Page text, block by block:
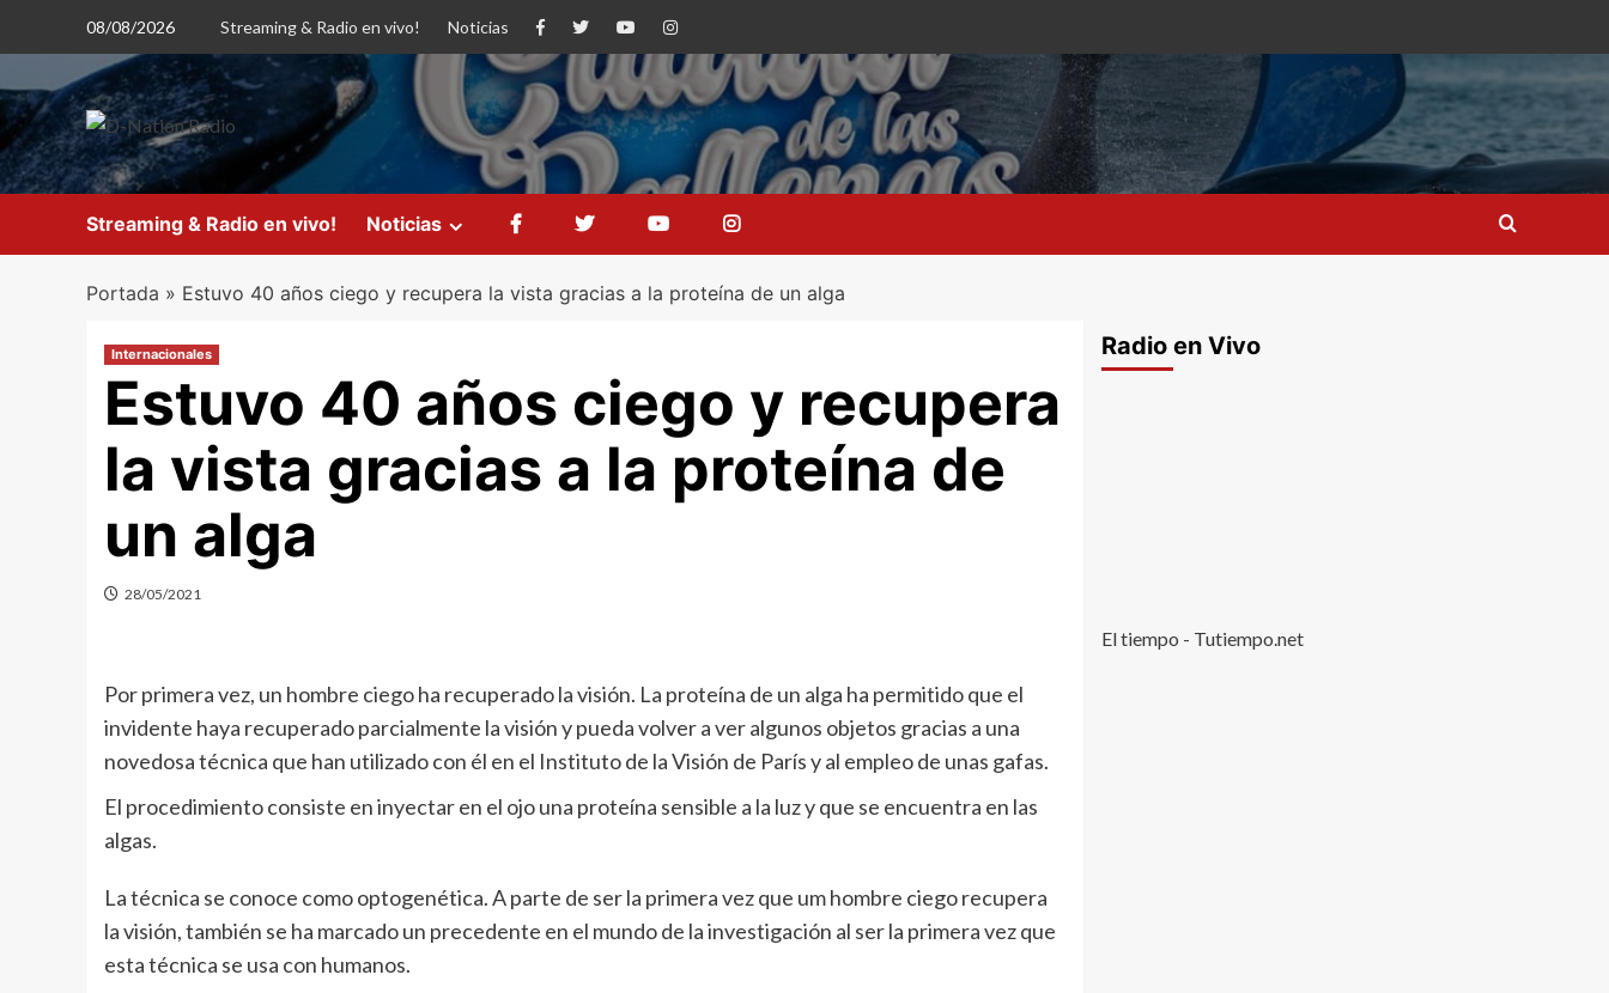
contenido
08/08/2026 Streaming & Radio en vivo! Noticias
Streaming & Radio en vivo! Noticias
Portada » Estuvo 40 años ciego y recupera la vista gracias a la proteína de un alga
Internacionales
Estuvo 40 años ciego y recupera
la vista gracias a la proteína de
un alga
28/05/2021
Por primera vez, un hombre ciego ha recuperado la visión. La proteína de un alga ha permitido que el
invidente haya recuperado parcialmente la visión y pueda volver a ver algunos objetos gracias a una
novedosa técnica que han utilizado con él en el Instituto de la Visión de París y al empleo de unas gafas.
El procedimiento consiste en inyectar en el ojo una proteína sensible a la luz y que se encuentra en las
algas.
La técnica se conoce como optogenética. A parte de ser la primera vez que um hombre ciego recupera
la visión, también se ha marcado un precedente en el mundo de la investigación al ser la primera vez que
esta técnica se usa con humanos.
Radio en Vivo
El tiempo - Tutiempo.net